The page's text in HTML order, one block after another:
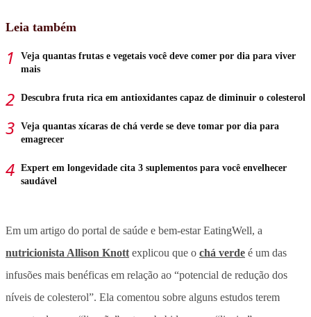
Leia também
Veja quantas frutas e vegetais você deve comer por dia para viver
mais
Descubra fruta rica em antioxidantes capaz de diminuir o colesterol
Veja quantas xícaras de chá verde se deve tomar por dia para
emagrecer
Expert em longevidade cita 3 suplementos para você envelhecer
saudável
Em um artigo do portal de saúde e bem-estar EatingWell, a
nutricionista Allison Knott explicou que o chá verde é um das
infusões mais benéficas em relação ao “potencial de redução dos
níveis de colesterol”. Ela comentou sobre alguns estudos terem